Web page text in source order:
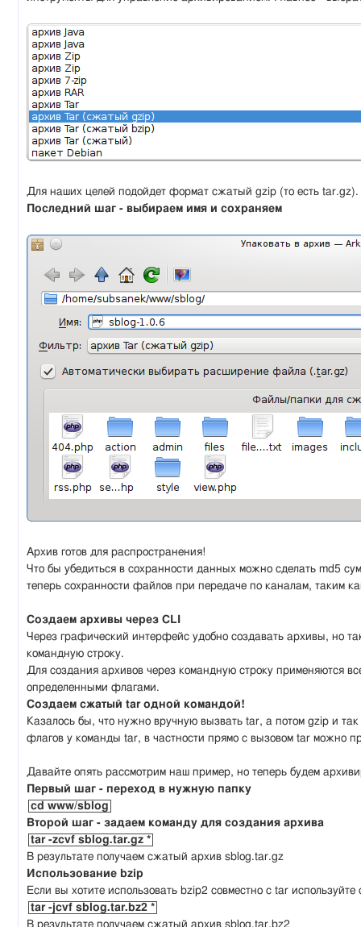
Для наших целей подойдет формат сжатый gzip (то есть tar.gz).
Последний шаг - выбираем имя и сохраняем
Архив готов для распространения!
Что бы убедиться в сохранности данных можно сделать md5
теперь сохранности файлов при передаче по каналам, таким
Создаем архивы через CLI
Через графический интерфейс удобно создавать архивы, но
командную строку.
Для создания архивов через командную строку применяются
определенными флагами.
Создаем сжатый tar одной командой!
Казалось бы, что нужно вручную вызвать tar, а потом gzip и
флагов у команды tar, в частности прямо с вызовом tar можно
Давайте опять рассмотрим наш пример, но теперь будем
Первый шаг - переход в нужную папку
cd www/sblog
Второй шаг - задаем команду для создания архива
tar -zcvf sblog.tar.gz *
В результате получаем сжатый архив sblog.tar.gz
Использование bzip
Если вы хотите использовать bzip2 совместно с tar
tar -jcvf sblog.tar.bz2 *
В результате получаем сжатый архив sblog.tar.bz2